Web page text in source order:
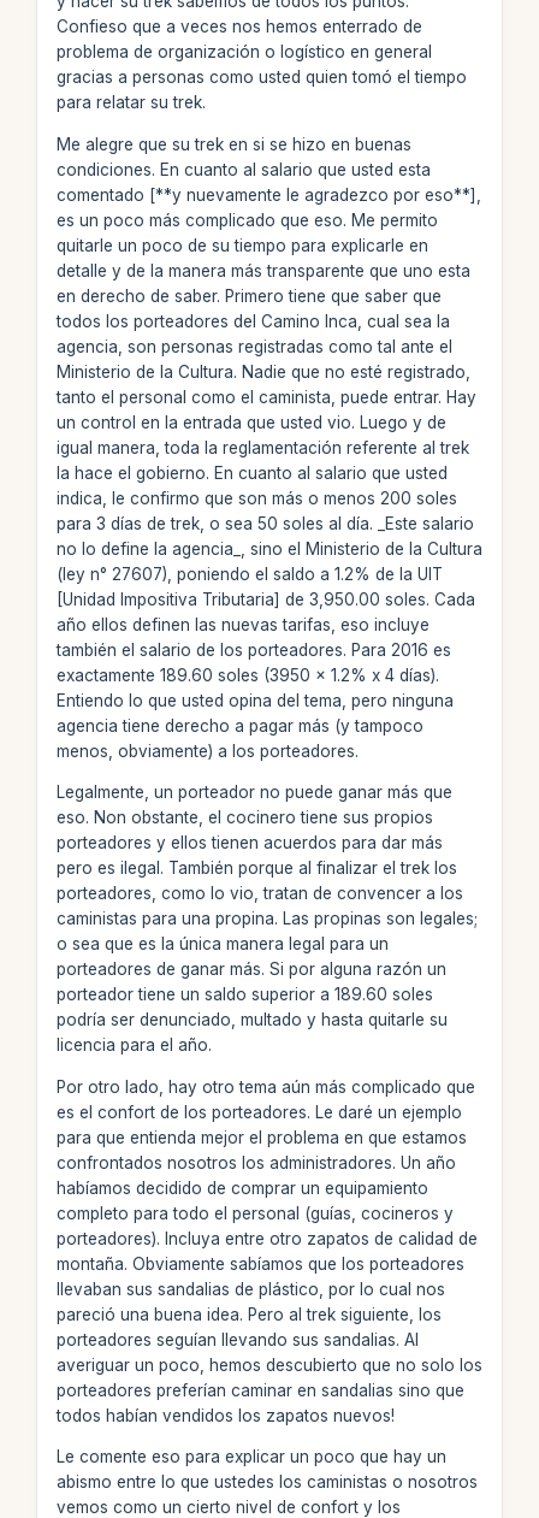
Confieso que a veces nos hemos enterrado de
problema de organización o logístico en general
gracias a personas como usted quien tomó el tiempo
para relatar su trek.
Me alegre que su trek en si se hizo en buenas
condiciones. En cuanto al salario que usted esta
comentado [**y nuevamente le agradezco por eso**],
es un poco más complicado que eso. Me permito
quitarle un poco de su tiempo para explicarle en
detalle y de la manera más transparente que uno esta
en derecho de saber. Primero tiene que saber que
todos los porteadores del Camino Inca, cual sea la
agencia, son personas registradas como tal ante el
Ministerio de la Cultura. Nadie que no esté registrado,
tanto el personal como el caminista, puede entrar. Hay
un control en la entrada que usted vio. Luego y de
igual manera, toda la reglamentación referente al trek
la hace el gobierno. En cuanto al salario que usted
indica, le confirmo que son más o menos 200 soles
para 3 días de trek, o sea 50 soles al día. _Este salario
no lo define la agencia_, sino el Ministerio de la Cultura
(ley n° 27607), poniendo el saldo a 1.2% de la UIT
[Unidad Impositiva Tributaria] de 3,950.00 soles. Cada
año ellos definen las nuevas tarifas, eso incluye
también el salario de los porteadores. Para 2016 es
exactamente 189.60 soles (3950 x 1.2% x 4 días).
Entiendo lo que usted opina del tema, pero ninguna
agencia tiene derecho a pagar más (y tampoco
menos, obviamente) a los porteadores.
Legalmente, un porteador no puede ganar más que
eso. Non obstante, el cocinero tiene sus propios
porteadores y ellos tienen acuerdos para dar más
pero es ilegal. También porque al finalizar el trek los
porteadores, como lo vio, tratan de convencer a los
caministas para una propina. Las propinas son legales;
o sea que es la única manera legal para un
porteadores de ganar más. Si por alguna razón un
porteador tiene un saldo superior a 189.60 soles
podría ser denunciado, multado y hasta quitarle su
licencia para el año.
Por otro lado, hay otro tema aún más complicado que
es el confort de los porteadores. Le daré un ejemplo
para que entienda mejor el problema en que estamos
confrontados nosotros los administradores. Un año
habíamos decidido de comprar un equipamiento
completo para todo el personal (guías, cocineros y
porteadores). Incluya entre otro zapatos de calidad de
montaña. Obviamente sabíamos que los porteadores
llevaban sus sandalias de plástico, por lo cual nos
pareció una buena idea. Pero al trek siguiente, los
porteadores seguían llevando sus sandalias. Al
averiguar un poco, hemos descubierto que no solo los
porteadores preferían caminar en sandalias sino que
todos habían vendidos los zapatos nuevos!
Le comente eso para explicar un poco que hay un
abismo entre lo que ustedes los caministas o nosotros
vemos como un cierto nivel de confort y los